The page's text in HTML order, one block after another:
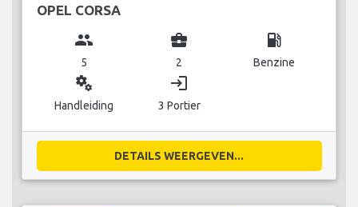
OPEL CORSA
group
5
business_center
2
local_gas_station
Benzine
miscellaneous_services
Handleiding
login
3 Portier
DETAILS WEERGEVEN...